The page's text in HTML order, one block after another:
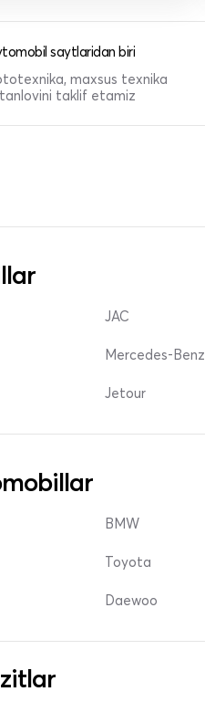
saytlaridan biri
maxsus texnika
taklif etamiz
JAC
Mercedes-Benz
Jetour
BMW
Toyota
Daewoo